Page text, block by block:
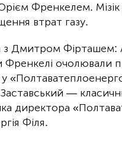
Френкелем. Мізік
втрат газу.
з Дмитром
Френкелі очолювали
—
директора
Філя.